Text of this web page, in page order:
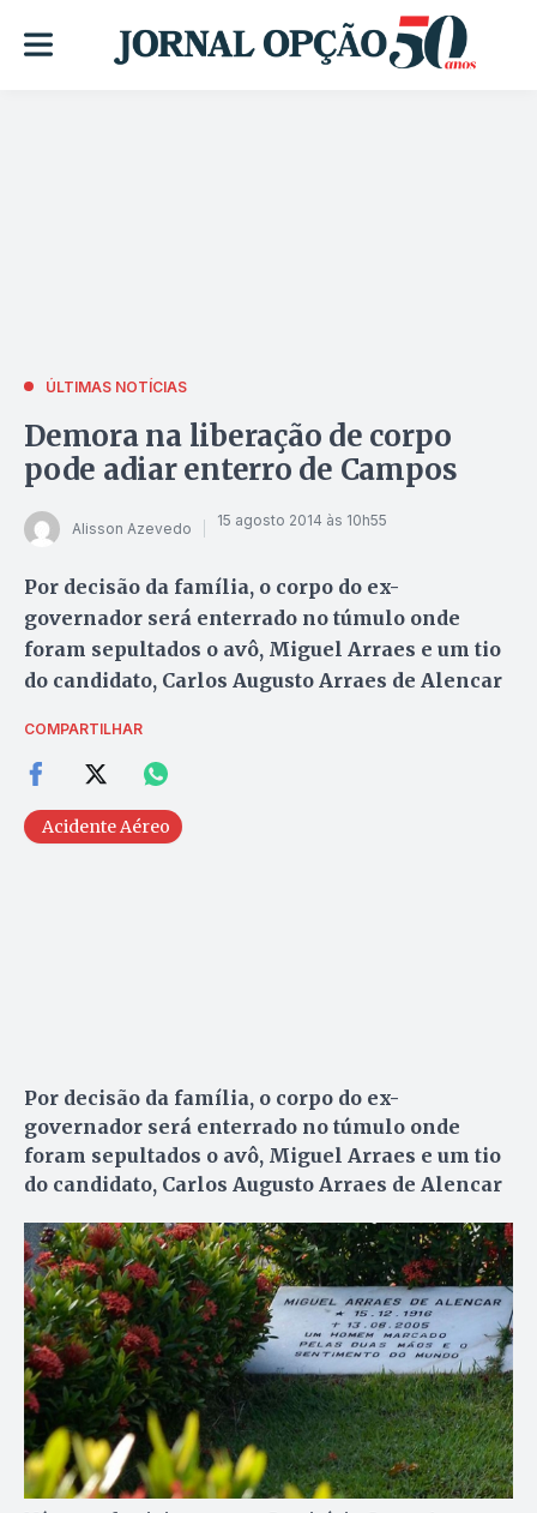
ÚLTIMAS NOTÍCIAS
Demora na liberação de corpo
pode adiar enterro de Campos
Alisson Azevedo 15 agosto 2014 às 10h55
Por decisão da família, o corpo do ex-
governador será enterrado no túmulo onde
foram sepultados o avô, Miguel Arraes e um tio
do candidato, Carlos Augusto Arraes de Alencar
COMPARTILHAR
Acidente Aéreo
Por decisão da família, o corpo do ex-
governador será enterrado no túmulo onde
foram sepultados o avô, Miguel Arraes e um tio
do candidato, Carlos Augusto Arraes de Alencar